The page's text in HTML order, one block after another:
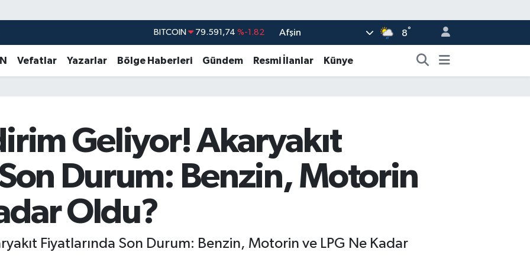
DOLAR 45,43620 %0.02
STERLİN 61,60380 %0.18
BITCOIN 79.591,74 %-1.82
Afşin 8°
Vefatlar Yazarlar Bölge Haberleri Gündem Resmi İlanlar Künye
Geliyor! Akaryakıt
Durum: Benzin, Motorin
Oldu?
Fiyatlarında Son Durum: Benzin, Motorin ve LPG Ne Kadar